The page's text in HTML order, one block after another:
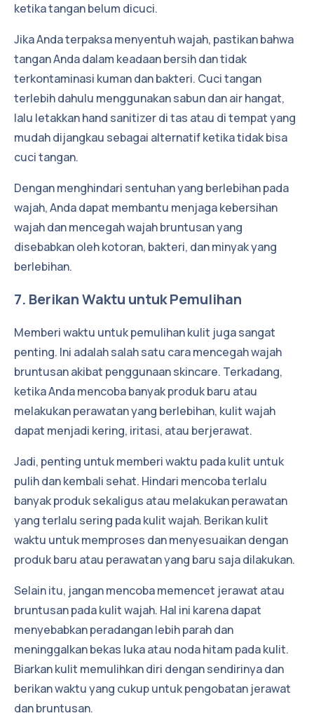
ketika tangan belum dicuci.
Jika Anda terpaksa menyentuh wajah, pastikan bahwa
tangan Anda dalam keadaan bersih dan tidak
terkontaminasi kuman dan bakteri. Cuci tangan
terlebih dahulu menggunakan sabun dan air hangat,
lalu letakkan hand sanitizer di tas atau di tempat yang
mudah dijangkau sebagai alternatif ketika tidak bisa
cuci tangan.
Dengan menghindari sentuhan yang berlebihan pada
wajah, Anda dapat membantu menjaga kebersihan
wajah dan mencegah wajah bruntusan yang
disebabkan oleh kotoran, bakteri, dan minyak yang
berlebihan.
7. Berikan Waktu untuk Pemulihan
Memberi waktu untuk pemulihan kulit juga sangat
penting. Ini adalah salah satu cara mencegah wajah
bruntusan akibat penggunaan skincare. Terkadang,
ketika Anda mencoba banyak produk baru atau
melakukan perawatan yang berlebihan, kulit wajah
dapat menjadi kering, iritasi, atau berjerawat.
Jadi, penting untuk memberi waktu pada kulit untuk
pulih dan kembali sehat. Hindari mencoba terlalu
banyak produk sekaligus atau melakukan perawatan
yang terlalu sering pada kulit wajah. Berikan kulit
waktu untuk memproses dan menyesuaikan dengan
produk baru atau perawatan yang baru saja dilakukan.
Selain itu, jangan mencoba memencet jerawat atau
bruntusan pada kulit wajah. Hal ini karena dapat
menyebabkan peradangan lebih parah dan
meninggalkan bekas luka atau noda hitam pada kulit.
Biarkan kulit memulihkan diri dengan sendirinya dan
berikan waktu yang cukup untuk pengobatan jerawat
dan bruntusan.